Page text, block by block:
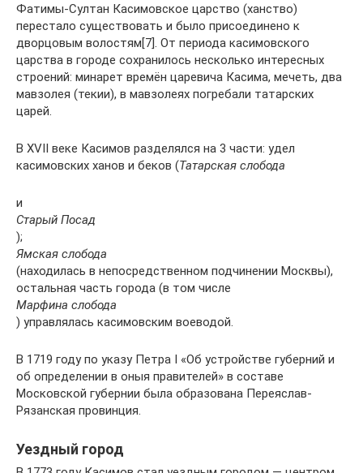
Фатимы-Султан Касимовское царство (ханство)
перестало существовать и было присоединено к
дворцовым волостям[7]. От периода касимовского
царства в городе сохранилось несколько интересных
строений: минарет времён царевича Касима, мечеть, два
мавзолея (текии), в мавзолеях погребали татарских
царей.
В XVII веке Касимов разделялся на 3 части: удел
касимовских ханов и беков (Татарская слобода
и
Старый Посад
);
Ямская слобода
(находилась в непосредственном подчинении Москвы),
остальная часть города (в том числе
Марфина слобода
) управлялась касимовским воеводой.
В 1719 году по указу Петра I «Об устройстве губерний и
об определении в оныя правителей» в составе
Московской губернии была образована Переяслав-
Рязанская провинция.
Уездный город